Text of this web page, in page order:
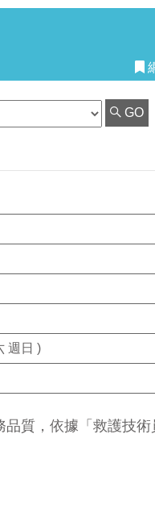
GO
週日 )
質，依據「救護技術